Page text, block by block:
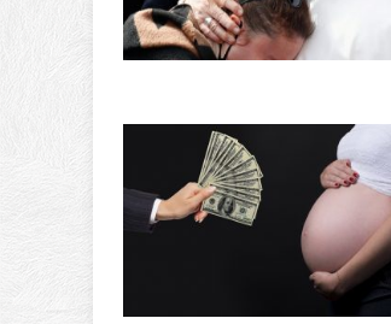
ЛЕНТА НОВОСТЕЙ